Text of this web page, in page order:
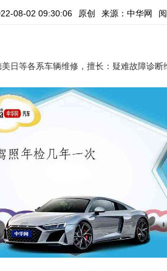
08-02 09:30:06 原创 来源：中华网